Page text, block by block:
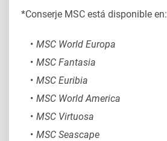
*Conserje MSC está disponible en:
MSC World Europa
MSC Fantasia
MSC Euribia
MSC World America
MSC Virtuosa
MSC Seascape